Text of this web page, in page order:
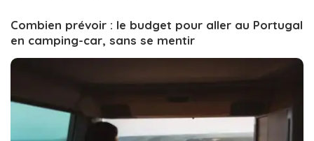
Combien prévoir : le budget pour aller au Portugal
en camping-car, sans se mentir